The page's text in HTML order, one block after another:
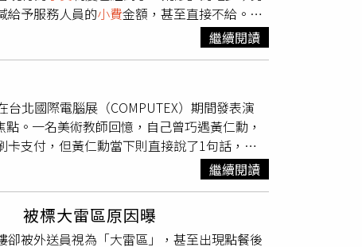
創作方法，也成為他日後拍攝《歡迎光臨奇
念版》是鄒時擎（左）與西恩貝克在2004年
居住於紐約華人餐館樓上的生活經驗。每天
的念頭。鄒時擎更花費大量時間與餐館員工
多劇情細節皆來自這些第一手訪談，使電影
由於劇組沒有能力封閉場景拍攝，只能在餐
的紐約居民。西恩貝克形容這是一種介於紀
甚至透過網路徵求民眾，支付5美元酬勞邀
《外賣》拍攝期間恰逢紐約當年最潮濕多雨
說卻成了意外的禮物。濕漉漉的街道反射著
力。這種善於擁抱意外、將現實轉化為電影
的移民議題、勞動處境與社會不平等，二十
給予服務人員的小費金額，甚至直接不給。根
進行民調，結果顯示，有44%的消費者表
斯（Neil Saunders）說明，大眾對於小費的
承認已經減少內用給的
入也出現顯著下滑。顯見消費者在面對食品、
許多美國民眾將矛頭指向普及化的數位結帳
費比例越來越高，動輒從15%、20%或飆升至
較半年前的66%明顯下降，反映出越來越多
的選項。調查數據發現在過去一年中，消費者估
低於2025年底調查時的150美元（約新台幣
的45%降至41%；外送員的減幅更劇烈，從
半年內的小費比例同樣全面走低。Popmenu
繼續閱讀
北國際電腦展（COMPUTEX）期間發表演
。一名美術教師回憶，自己曾巧遇黃仁勳，
卡支付，但黃仁勳當下則直接說了1句話，讓
教師劉大衛透露，2023年5月底到台北知名
前往櫃檯結帳卻在刷卡時發生插曲，銀行端突
筆金額作為服務生的
未能成功完成。最後黃仁勳向店員指了指後方
黃仁勳私下相當親民，他也陪著父母去逛寧
繼續閱讀
被標大雷區原因曝
被外送員視為「大雷區」，甚至出現點餐後